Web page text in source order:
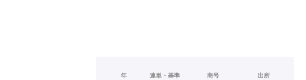
年
連単・基準 商号 出所